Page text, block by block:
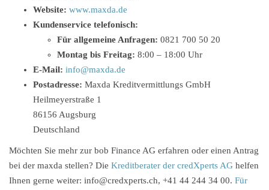
Website: www.maxda.de
Kundenservice telefonisch:
Für allgemeine Anfragen: 0821 700 50 20
Montag bis Freitag: 8:00 – 18:00 Uhr
E-Mail: info@maxda.de
Postadresse: Maxda Kreditvermittlungs GmbH
Heilmeyerstraße 1
86156 Augsburg
Deutschland
Möchten Sie mehr zur bob Finance AG erfahren oder einen Antrag
bei der maxda stellen? Die Kreditberater der credXperts AG helfen
Ihnen gerne weiter: info@credxperts.ch, +41 44 244 34 00. Für